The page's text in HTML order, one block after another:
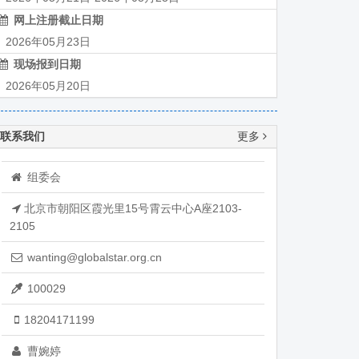
网上注册截止日期
年05月23日
现场报到日期
年05月20日
联系我们 更多
组委会
北京市朝阳区霞光里15号霄云中心A座2103-
2105
wanting@globalstar.org.cn
100029
18204171199
曹婉婷